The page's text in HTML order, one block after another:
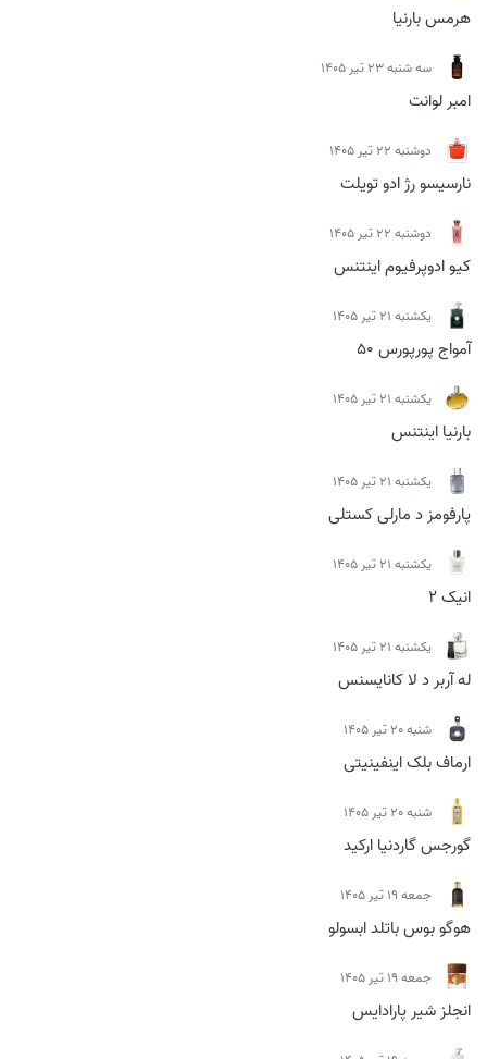
هرمس بارنیا
سه شنبه 23 تیر 1405
امبر لوانت
دوشنبه 22 تیر 1405
نارسیسو رژ ادو تویلت
دوشنبه 22 تیر 1405
کیو ادوپرفیوم اینتنس
يكشنبه 21 تیر 1405
آمواج پورپورس 50
يكشنبه 21 تیر 1405
بارنیا اینتنس
يكشنبه 21 تیر 1405
پارفومز د مارلی کستلی
يكشنبه 21 تیر 1405
انیک 2
يكشنبه 21 تیر 1405
له آربر د لا کانایسنس
شنبه 20 تیر 1405
ارماف بلک اینفینیتی
شنبه 20 تیر 1405
گورجس گاردنیا ارکید
جمعه 19 تیر 1405
هوگو بوس باتلد ابسولو
جمعه 19 تیر 1405
انجلز شیر پارادایس